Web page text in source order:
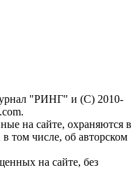
"РИНГ" и (С) 2010-
на сайте, охраняются в
в том числе, об авторском
на сайте, без